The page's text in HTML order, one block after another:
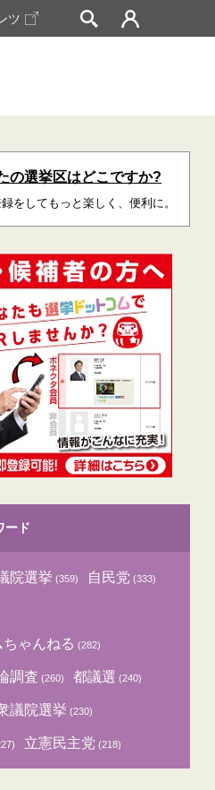
ツ
の選挙区はどこですか?
をしてもっと楽しく、便利に。
ード
院選挙 (359) 自民党 (333)
ゃんねる (282)
調査 (260) 都議選 (240)
議院選挙 (230)
立憲民主党 (218)